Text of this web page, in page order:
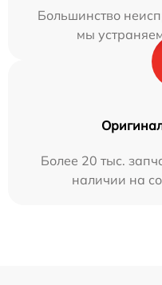
Большинство
мы
Более 20 тыс.
наличии на